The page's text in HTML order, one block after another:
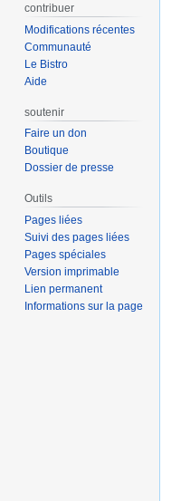
contribuer
Modifications récentes
Communauté
Le Bistro
Aide
soutenir
Faire un don
Boutique
Dossier de presse
Outils
Pages liées
Suivi des pages liées
Pages spéciales
Version imprimable
Lien permanent
Informations sur la page